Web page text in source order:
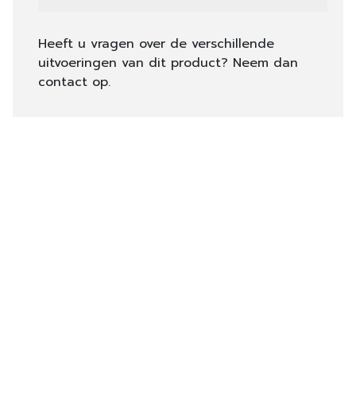
Heeft u vragen over de verschillende
uitvoeringen van dit product? Neem dan
contact op.